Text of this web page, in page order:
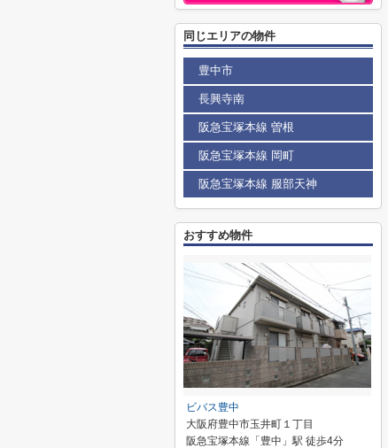
同じエリアの物件
豊中市
長興寺南
阪急宝塚本線 曽根
阪急宝塚本線 岡町
阪急宝塚本線 服部天神
おすすめ物件
ビバス豊中
大阪府豊中市玉井町１丁目
阪急宝塚本線「豊中」駅 徒歩4分